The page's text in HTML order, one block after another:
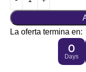
La oferta termina en:
0
Days